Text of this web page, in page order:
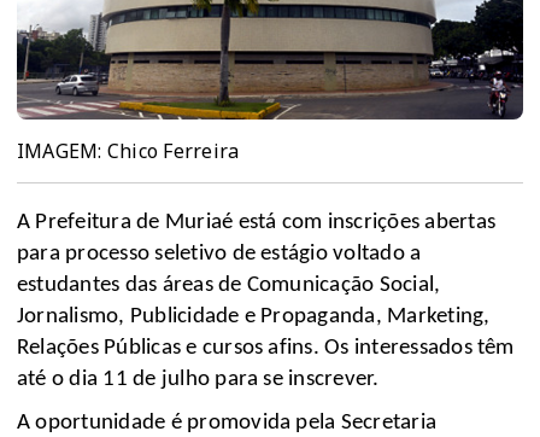
IMAGEM: Chico Ferreira
A Prefeitura de Muriaé está com inscrições abertas
para processo seletivo de estágio voltado a
estudantes das áreas de Comunicação Social,
Jornalismo, Publicidade e Propaganda, Marketing,
Relações Públicas e cursos afins. Os interessados têm
até o dia 11 de julho para se inscrever.
A oportunidade é promovida pela Secretaria